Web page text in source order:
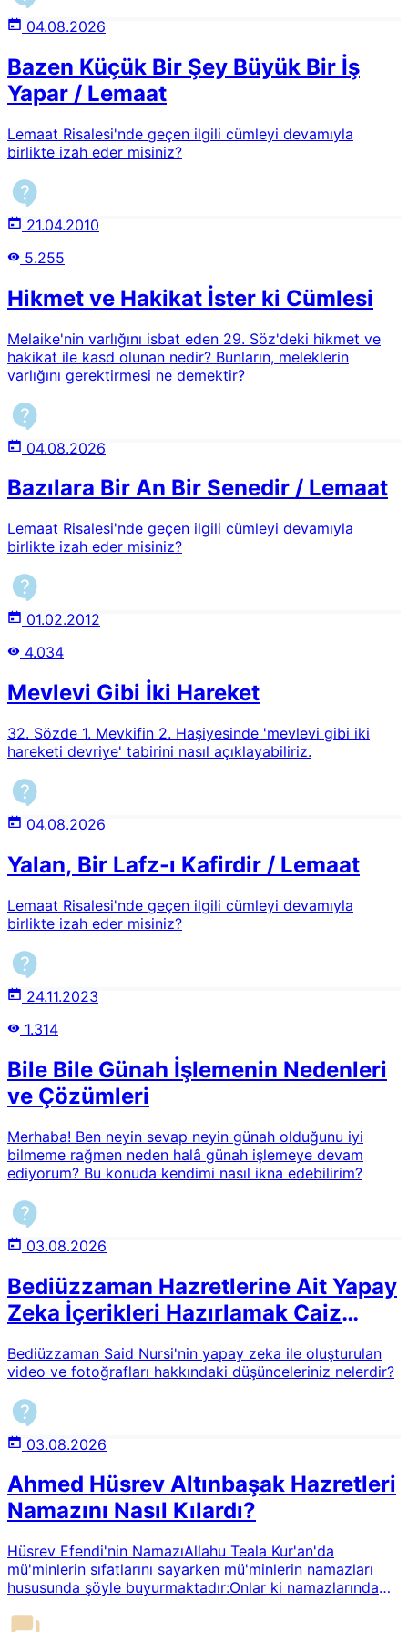
04.08.2026
Bazen Küçük Bir Şey Büyük Bir İş
Yapar / Lemaat
Lemaat Risalesi'nde geçen ilgili cümleyi devamıyla
birlikte izah eder misiniz?
21.04.2010
5.255
Hikmet ve Hakikat İster ki Cümlesi
Melaike'nin varlığını isbat eden 29. Söz'deki hikmet ve
hakikat ile kasd olunan nedir? Bunların, meleklerin
varlığını gerektirmesi ne demektir?
04.08.2026
Bazılara Bir An Bir Senedir / Lemaat
Lemaat Risalesi'nde geçen ilgili cümleyi devamıyla
birlikte izah eder misiniz?
01.02.2012
4.034
Mevlevi Gibi İki Hareket
32. Sözde 1. Mevkifin 2. Haşiyesinde 'mevlevi gibi iki
hareketi devriye' tabirini nasıl açıklayabiliriz.
04.08.2026
Yalan, Bir Lafz-ı Kafirdir / Lemaat
Lemaat Risalesi'nde geçen ilgili cümleyi devamıyla
birlikte izah eder misiniz?
24.11.2023
1.314
Bile Bile Günah İşlemenin Nedenleri
ve Çözümleri
Merhaba! Ben neyin sevap neyin günah olduğunu iyi
bilmeme rağmen neden halâ günah işlemeye devam
ediyorum? Bu konuda kendimi nasıl ikna edebilirim?
03.08.2026
Bediüzzaman Hazretlerine Ait Yapay
Zeka İçerikleri Hazırlamak Caiz
Bediüzzaman Said Nursi'nin yapay zeka ile oluşturulan
video ve fotoğrafları hakkındaki düşünceleriniz nelerdir?
03.08.2026
Ahmed Hüsrev Altınbaşak Hazretleri
Namazını Nasıl Kılardı?
Hüsrev Efendi'nin NamazıAllahu Teala Kur'an'da
mü'minlerin sıfatlarını sayarken mü'minlerin namazları
hususunda şöyle buyurmaktadır:Onlar ki namazlarında
şöyle tarif buyurmaktadır:Allah'a O'nu görüyormuşsun